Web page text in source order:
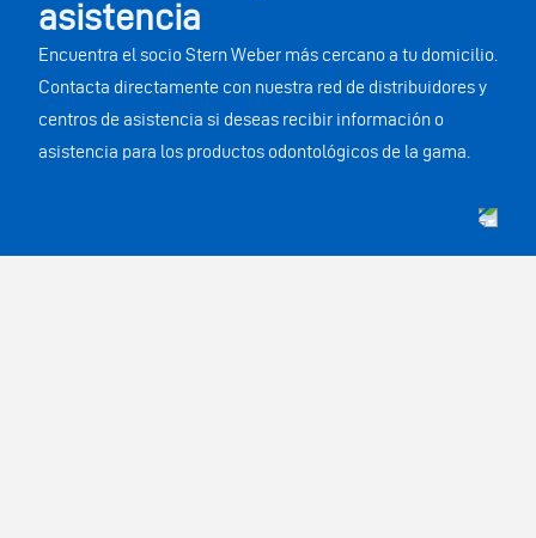
asistencia
Encuentra el socio Stern Weber más cercano a tu domicilio.
Contacta directamente con nuestra red de distribuidores y
centros de asistencia si deseas recibir información o
asistencia para los productos odontológicos de la gama.